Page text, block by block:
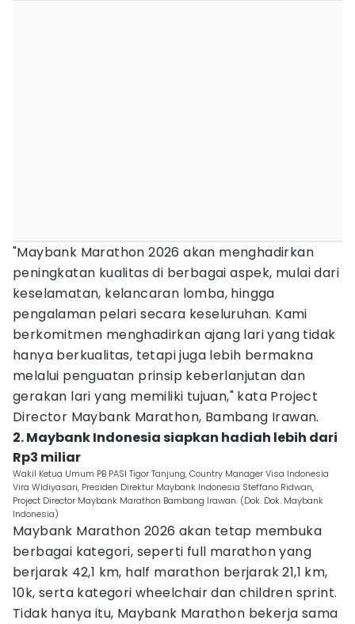
"Maybank Marathon 2026 akan menghadirkan
peningkatan kualitas di berbagai aspek, mulai dari
keselamatan, kelancaran lomba, hingga
pengalaman pelari secara keseluruhan. Kami
berkomitmen menghadirkan ajang lari yang tidak
hanya berkualitas, tetapi juga lebih bermakna
melalui penguatan prinsip keberlanjutan dan
gerakan lari yang memiliki tujuan," kata Project
Director Maybank Marathon, Bambang Irawan.
2. Maybank Indonesia siapkan hadiah lebih dari
Rp3 miliar
Wakil Ketua Umum PB PASI Tigor Tanjung, Country Manager Visa Indonesia
Vira Widiyasari, Presiden Direktur Maybank Indonesia Steffano Ridwan,
Project Director Maybank Marathon Bambang Irawan. (Dok. Dok. Maybank
Indonesia)
Maybank Marathon 2026 akan tetap membuka
berbagai kategori, seperti full marathon yang
berjarak 42,1 km, half marathon berjarak 21,1 km,
10k, serta kategori wheelchair dan children sprint.
Tidak hanya itu, Maybank Marathon bekerja sama